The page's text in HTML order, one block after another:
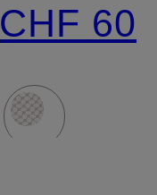
CHF 60